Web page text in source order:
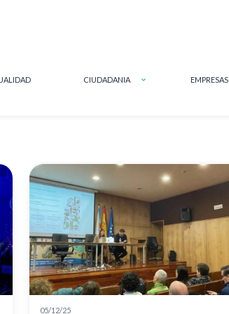
CIUDADANIA EMPRESAS
la navegación
05/12/25